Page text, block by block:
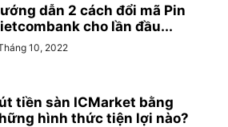
dẫn 2 cách đổi mã Pin
cho lần đầu...
10, 2022
tiền sàn ICMarket bằng
hình thức tiện lợi nào?